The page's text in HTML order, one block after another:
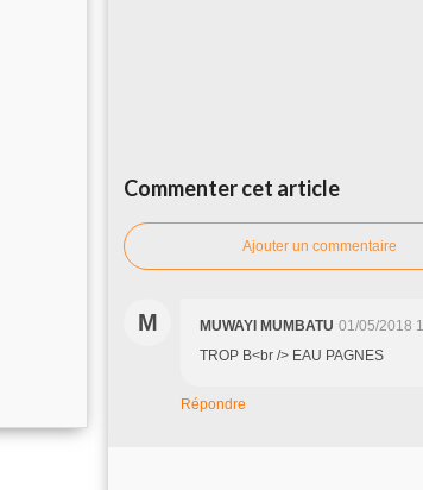
Commenter cet article
Ajouter un commentaire
M MUWAYI MUMBATU 01/05/2018
TROP B<br /> EAU PAGNES
Répondre